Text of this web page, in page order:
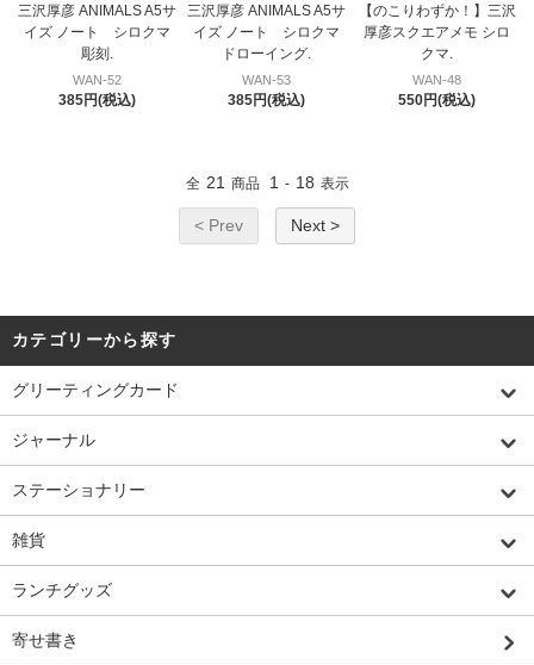
三沢厚彦 ANIMALS A5サ
イズ ノート シロクマ
彫刻.
WAN-52
385円(税込)
三沢厚彦 ANIMALS A5サ
イズ ノート シロクマ
ドローイング.
WAN-53
385円(税込)
【のこりわずか！】三沢
厚彦スクエアメモ シロ
クマ.
WAN-48
550円(税込)
全 21 商品 1 - 18 表示
< Prev Next >
カテゴリーから探す
グリーティングカード
ジャーナル
ステーショナリー
雑貨
ランチグッズ
寄せ書き